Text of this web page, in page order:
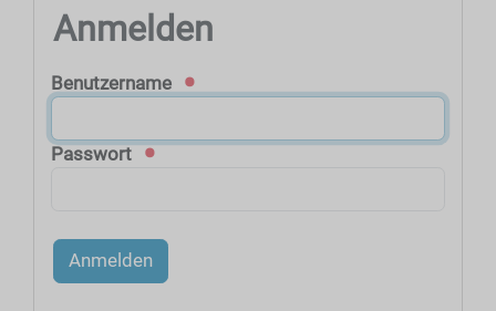
Anmelden
Benutzername
Passwort
Anmelden